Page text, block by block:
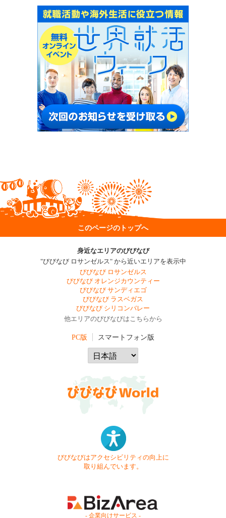
このページのトップへ
身近なエリアのびびなび
"びびなび ロサンゼルス" から近いエリアを表示中
びびなび ロサンゼルス
びびなび オレンジカウンティー
びびなび サンディエゴ
びびなび ラスベガス
びびなび シリコンバレー
他エリアのびびなびはこちらから
PC版 スマートフォン版
びびなびはアクセシビリティの向上に
取り組んでいます。
- 企業向けサービス -